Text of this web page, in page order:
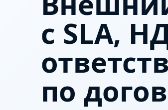
с SLA,
по